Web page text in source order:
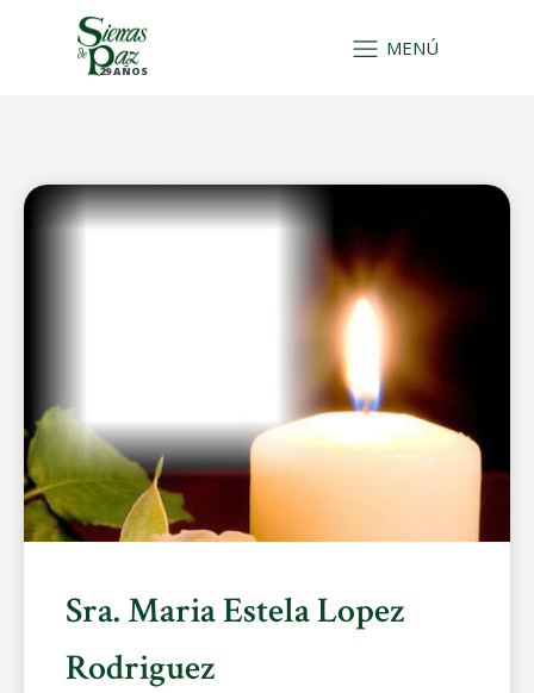
29 AÑOS
MENÚ
Sra. Maria Estela Lopez
Rodriguez